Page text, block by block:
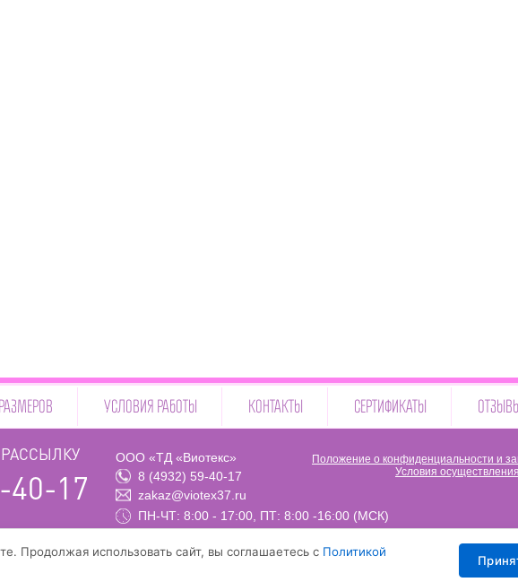
УСЛОВИЯ РАБОТЫ КОНТАКТЫ СЕРТИФИКАТЫ
40-17
ООО «ТД «Виотекс»
8 (4932) 59-40-17
zakaz@viotex37.ru
ПН-ЧТ: 8:00 - 17:00, ПТ: 8:00 -16:00 (МСК)
Положение о конфиденциальности и
Условия
Продолжая использовать сайт, вы соглашаетесь с Политикой